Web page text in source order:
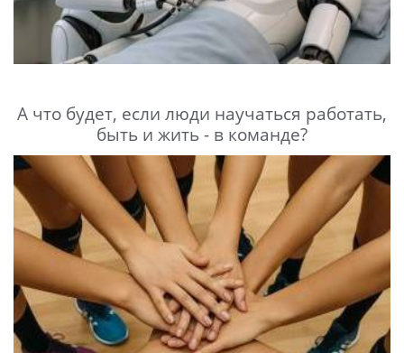
А что будет, если люди научаться работать,
быть и жить - в команде?